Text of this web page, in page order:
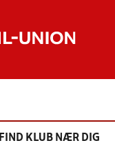
FIND KLUB NÆR DIG